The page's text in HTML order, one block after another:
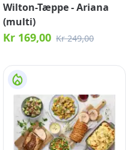
Wilton-Tæppe - Ariana
(multi)
Kr 169,00 Kr 249,00